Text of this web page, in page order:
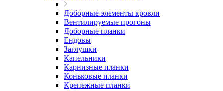
Доборные элементы кровли
Вентилируемые прогоны
Доборные планки
Ендовы
Заглушки
Капельники
Карнизные планки
Коньковые планки
Крепежные планки